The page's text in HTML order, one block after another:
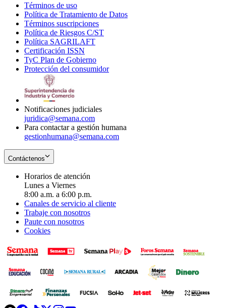
Términos de uso
in
new
window
Política de Tratamiento de Datos
Términos suscripciones
in
Política de Riesgos C/ST
Política SAGRILAFT
new
window
Certificación ISSN
in
new
TyC Plan de Gobierno
in
Protección del consumidorOpens
Notificaciones judiciales
juridica@semana.com
Para contactar a gestión humana
gestionhumana@semana.com
Contáctenos
Horarios de atención
Lunes a Viernes
8:00 a.m. a 6:00 p.m.
Canales de servicio al cliente
Trabaje con nosotros
Paute con nosotros
Cookies